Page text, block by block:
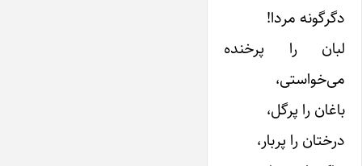
دگرگونه مردا!
لبان را پرخنده
می‌خواستی،
باغان را پرگل،
درختان را پربار،